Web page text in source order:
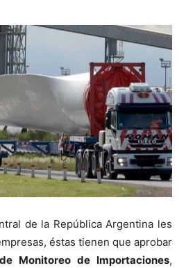
de la República Argentina les
éstas tienen que aprobar
Monitoreo de Importaciones,